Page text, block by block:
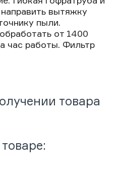
вытяжку
пыли.
от 1400
час работы. Фильтр
товара